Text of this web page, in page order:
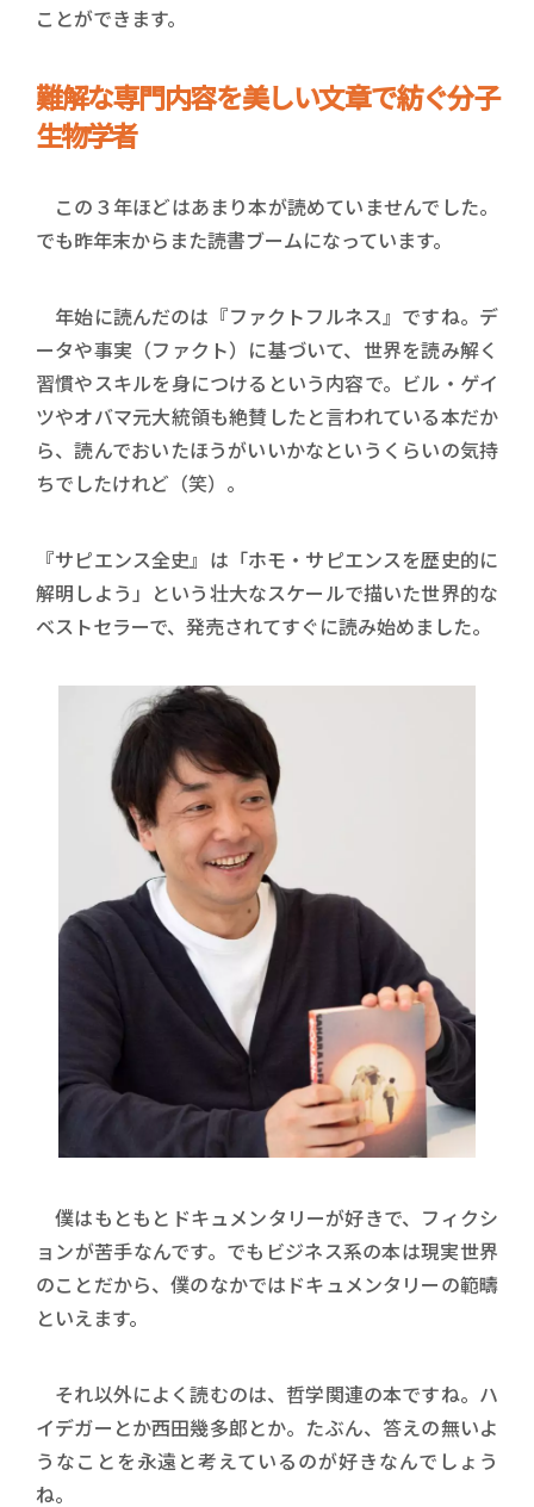
ことができます。
難解な専門内容を美しい文章で紡ぐ分子
生物学者
この３年ほどはあまり本が読めていませんでした。
でも昨年末からまた読書ブームになっています。
年始に読んだのは『ファクトフルネス』ですね。デ
ータや事実（ファクト）に基づいて、世界を読み解く
習慣やスキルを身につけるという内容で。ビル・ゲイ
ツやオバマ元大統領も絶賛したと言われている本だか
ら、読んでおいたほうがいいかなというくらいの気持
ちでしたけれど（笑）。
『サピエンス全史』は「ホモ・サピエンスを歴史的に
解明しよう」という壮大なスケールで描いた世界的な
ベストセラーで、発売されてすぐに読み始めました。
僕はもともとドキュメンタリーが好きで、フィクシ
ョンが苦手なんです。でもビジネス系の本は現実世界
のことだから、僕のなかではドキュメンタリーの範疇
といえます。
それ以外によく読むのは、哲学関連の本ですね。ハ
イデガーとか西田幾多郎とか。たぶん、答えの無いよ
うなことを永遠と考えているのが好きなんでしょう
ね。